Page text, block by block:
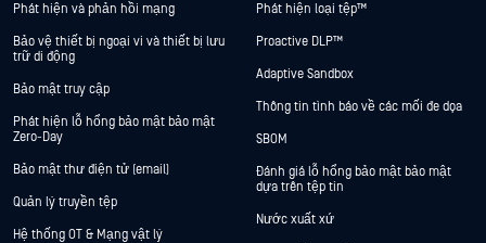
Phát hiện và phản hồi mạng
Bảo vệ thiết bị ngoại vi và thiết bị lưu
trữ di động
Bảo mật truy cập
Phát hiện lỗ hổng bảo mật bảo mật
Zero-Day
Bảo mật thư điện tử (email)
Quản lý truyền tệp
Hệ thống OT & Mạng vật lý
Phát hiện loại tệp™
Proactive DLP™
Adaptive Sandbox
Thông tin tình báo về các mối đe dọa
SBOM
Đánh giá lỗ hổng bảo mật bảo mật
dựa trên tệp tin
Nước xuất xứ